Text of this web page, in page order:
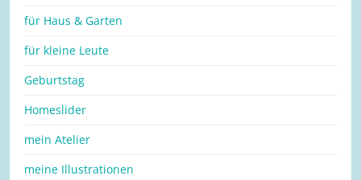
für Haus & Garten
für kleine Leute
Geburtstag
Homeslider
mein Atelier
meine Illustrationen